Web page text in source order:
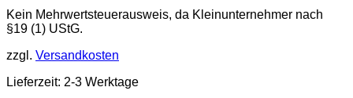
Kein Mehrwertsteuerausweis, da Kleinunternehmer nach
§19 (1) UStG.
zzgl. Versandkosten
Lieferzeit: 2-3 Werktage